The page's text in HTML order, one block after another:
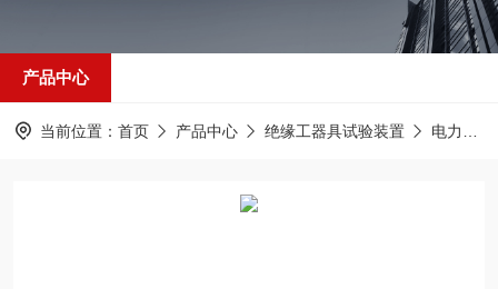
产品中心
当前位置： 首页 产品中心 绝缘工器具试验装置 电力安全工器具力学性能试验机